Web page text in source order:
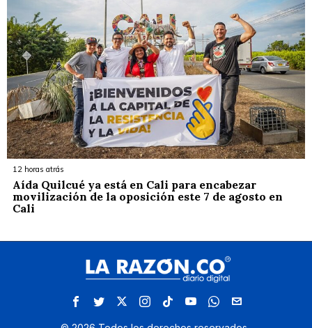
12 horas atrás
Aída Quilcué ya está en Cali para encabezar
movilización de la oposición este 7 de agosto en
Cali